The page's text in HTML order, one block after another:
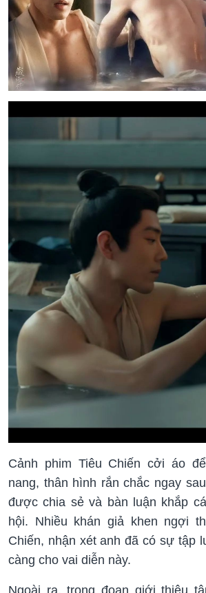
Cảnh phim Tiêu Chiến cởi áo
nang, thân hình rắn chắc ngay
được chia sẻ và bàn luận khắp
hội. Nhiều khán giả khen ngợi
Chiến, nhận xét anh đã có sự tập
càng cho vai diễn này.